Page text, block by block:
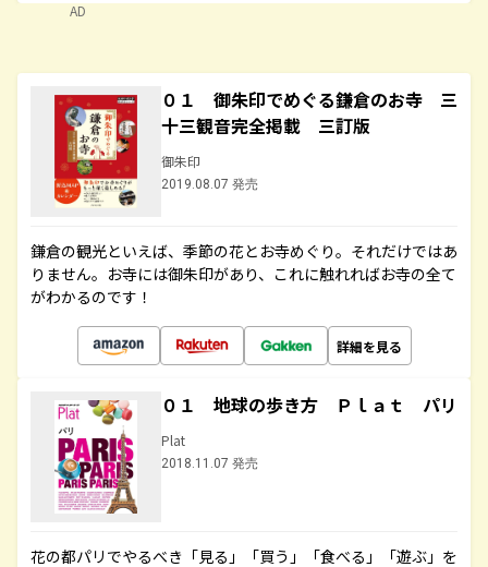
AD
０１ 御朱印でめぐる鎌倉のお寺 三
十三観音完全掲載 三訂版
御朱印
2019.08.07 発売
鎌倉の観光といえば、季節の花とお寺めぐり。それだけではあ
りません。お寺には御朱印があり、これに触れればお寺の全て
がわかるのです！
詳細を見る
０１ 地球の歩き方 Ｐｌａｔ パリ
Plat
2018.11.07 発売
花の都パリでやるべき「見る」「買う」「食べる」「遊ぶ」を